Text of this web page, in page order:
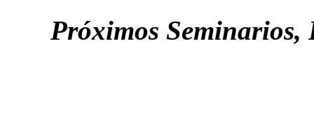
Próximos